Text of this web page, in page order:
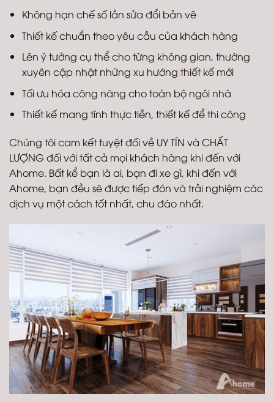
Không hạn chế số lần sửa đổi bản vẽ
Thiết kế chuẩn theo yêu cầu của khách hàng
Lên ý tưởng cụ thể cho từng không gian, thường
xuyên cập nhật những xu hướng thiết kế mới
Tối ưu hóa công năng cho toàn bộ ngôi nhà
Thiết kế mang tính thực tiễn, thiết kế để thi công
Chúng tôi cam kết tuyệt đối về UY TÍN và CHẤT
LƯỢNG đối với tất cả mọi khách hàng khi đến với
Ahome. Bất kể bạn là ai, bạn đi xe gì, khi đến với
Ahome, bạn đều sẽ được tiếp đón và trải nghiệm các
dịch vụ một cách tốt nhất, chu đáo nhất.